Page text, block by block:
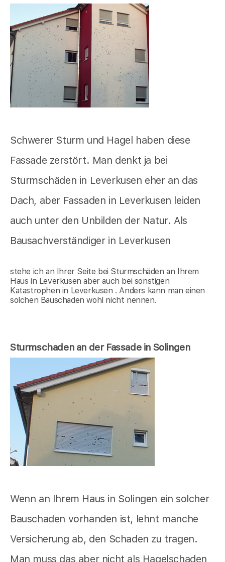
Schwerer Sturm und Hagel haben diese
Fassade zerstört. Man denkt ja bei
Sturmschäden in Leverkusen eher an das
Dach, aber Fassaden in Leverkusen leiden
auch unter den Unbilden der Natur. Als
Bausachverständiger in Leverkusen
stehe ich an Ihrer Seite bei Sturmschäden an Ihrem
Haus in Leverkusen aber auch bei sonstigen
Katastrophen in Leverkusen . Anders kann man einen
solchen Bauschaden wohl nicht nennen.
Sturmschaden an der Fassade in Solingen
Wenn an Ihrem Haus in Solingen ein solcher
Bauschaden vorhanden ist, lehnt manche
Versicherung ab, den Schaden zu tragen.
Man muss das aber nicht als Hagelschaden